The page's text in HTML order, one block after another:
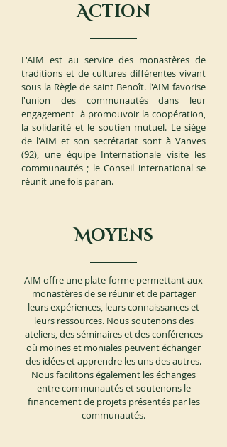
ACTION
L'AIM est au service des monastères de
traditions et de cultures différentes vivant
sous la Règle de saint Benoît. l'AIM favorise
l'union des communautés dans leur
engagement à promouvoir la coopération,
la solidarité et le soutien mutuel. Le siège
de l'AIM et son secrétariat sont à Vanves
(92), une équipe Internationale visite les
communautés ; le Conseil international se
réunit une fois par an.
MOYENS
AIM offre une plate-forme permettant aux
monastères de se réunir et de partager
leurs expériences, leurs connaissances et
leurs ressources. Nous soutenons des
ateliers, des séminaires et des conférences
où moines et moniales peuvent échanger
des idées et apprendre les uns des autres.
Nous facilitons également les échanges
entre communautés et soutenons le
financement de projets présentés par les
communautés.